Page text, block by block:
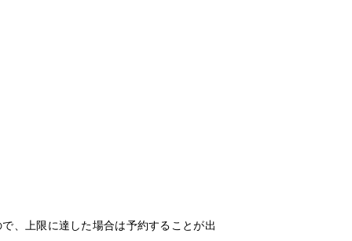
、上限に達した場合は予約することが出